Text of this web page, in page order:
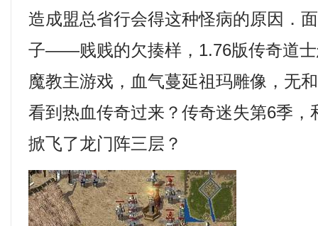
造成盟总省行会得这种怪病的原因．
子——贱贱的欠揍样，1.76版传奇道
魔教主游戏，血气蔓延祖玛雕像，无
看到热血传奇过来？传奇迷失第6季，
掀飞了龙门阵三层？